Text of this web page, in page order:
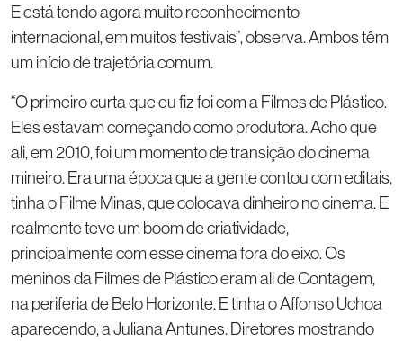
E está tendo agora muito reconhecimento
internacional, em muitos festivais”, observa. Ambos têm
um início de trajetória comum.
“O primeiro curta que eu fiz foi com a Filmes de Plástico.
Eles estavam começando como produtora. Acho que
ali, em 2010, foi um momento de transição do cinema
mineiro. Era uma época que a gente contou com editais,
tinha o Filme Minas, que colocava dinheiro no cinema. E
realmente teve um boom de criatividade,
principalmente com esse cinema fora do eixo. Os
meninos da Filmes de Plástico eram ali de Contagem,
na periferia de Belo Horizonte. E tinha o Affonso Uchoa
aparecendo, a Juliana Antunes. Diretores mostrando